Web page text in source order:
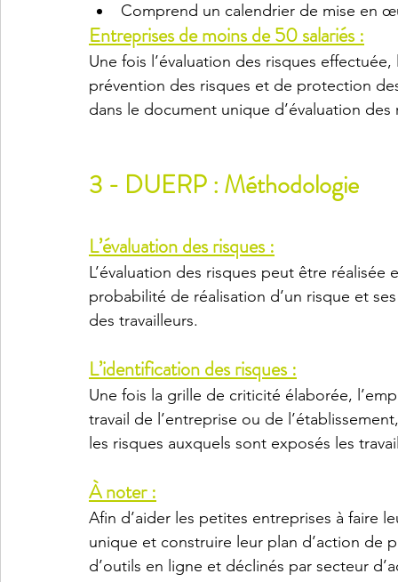
Comprend un calendrier de mise en
Entreprises de moins de 50 salariés :
Une fois l’évaluation des risques
prévention des risques et de protection
dans le document unique d’évaluation
3 - DUERP : Méthodologie
L’évaluation des risques :
L’évaluation des risques peut être
probabilité de réalisation d’un risque et
des travailleurs.
L’identification des risques :
Une fois la grille de criticité élaborée,
travail de l’entreprise ou de
les risques auxquels sont exposés les
À noter :
Afin d’aider les petites entreprises à faire
unique et construire leur plan d’action de
d’outils en ligne et déclinés par secteur